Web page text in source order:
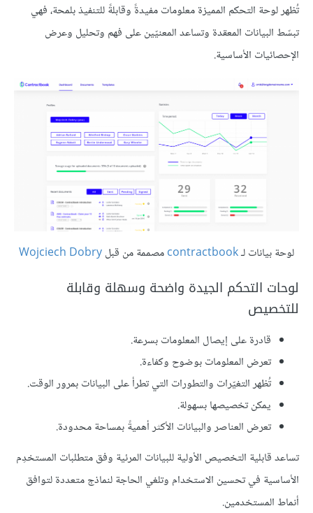
تُظهر لوحة التحكم المميزة معلومات مفيدةً وقابلةً للتنفيذ بلمحة، فهي
تبسّط البيانات المعقدة وتساعد المعنيّين على فهم وتحليل وعرض
الإحصائيات الأساسية.
لوحة بيانات لـcontractbookمصممة من قبلWojciech Dobry
لوحات التحكم الجيدة واضحة وسهلة وقابلة
للتخصيص
قادرة على إيصال المعلومات بسرعة.
تعرض المعلومات بوضوح وكفاءة.
تُظهر التغيّرات والتطورات التي تطرأ على البيانات بمرور الوقت.
يمكن تخصيصها بسهولة.
تعرض العناصر والبيانات الأكثر أهميةً بمساحة محدودة.
تساعد قابلية التخصيص الأولية للبيانات المرئية وفق متطلبات المستخدِم
الأساسية في تحسين الاستخدام وتلغي الحاجة لنماذج متعددة لتوافق
أنماط المستخدمين.